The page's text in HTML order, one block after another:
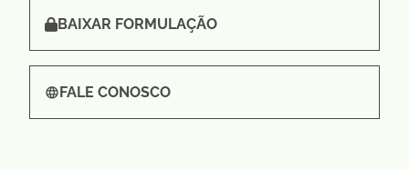
BAIXAR FORMULAÇÃO
FALE CONOSCO